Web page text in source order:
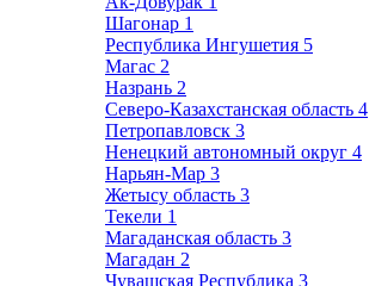
Шагонар 1
Республика Ингушетия 5
Магас 2
Назрань 2
Северо-Казахстанская область 4
Петропавловск 3
Ненецкий автономный округ 4
Нарьян-Мар 3
Жетысу область 3
Текели 1
Магаданская область 3
Магадан 2
Чувашская Республика 3